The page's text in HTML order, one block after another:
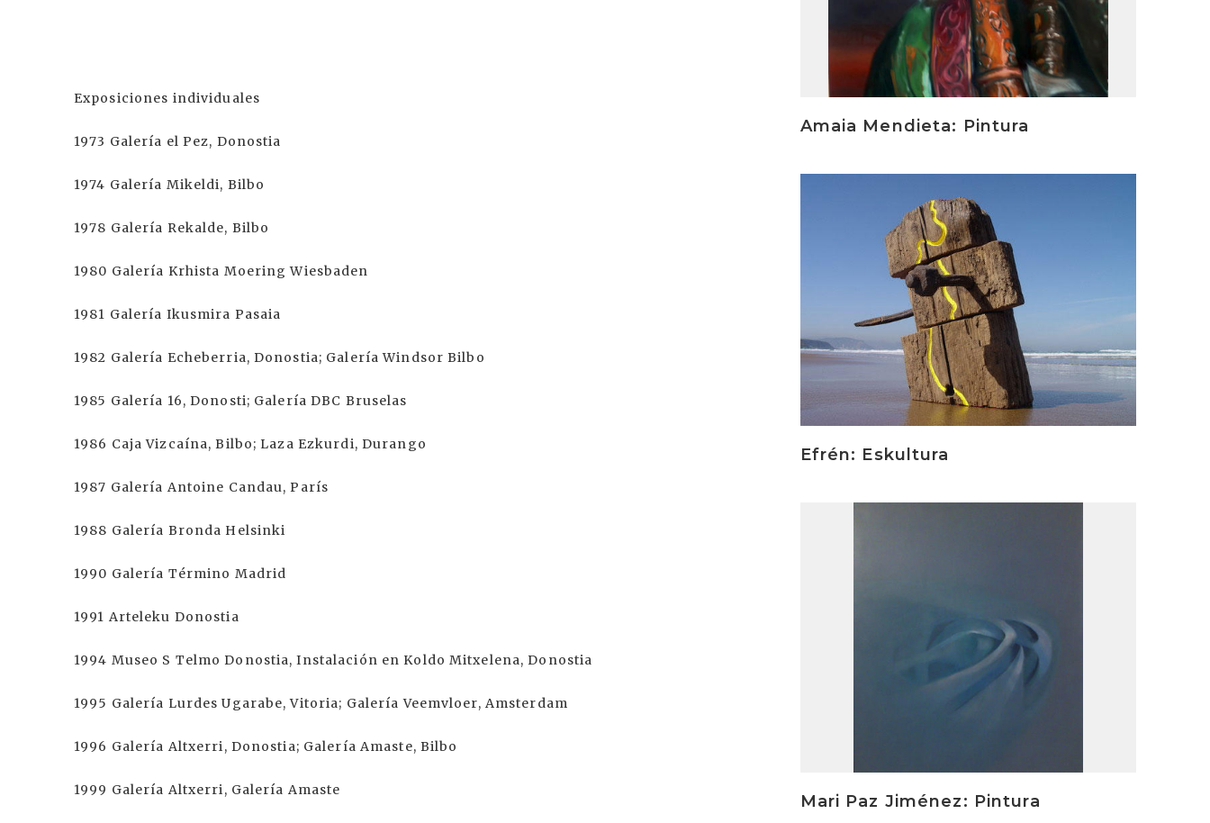
Exposiciones individuales
1973 Galería el Pez, Donostia
1974 Galería Mikeldi, Bilbo
1978 Galería Rekalde, Bilbo
1980 Galería Krhista Moering Wiesbaden
1981 Galería Ikusmira Pasaia
1982 Galería Echeberria, Donostia; Galería Windsor Bilbo
1985 Galería 16, Donosti; Galería DBC Bruselas
1986 Caja Vizcaína, Bilbo; Laza Ezkurdi, Durango
1987 Galería Antoine Candau, París
1988 Galería Bronda Helsinki
1990 Galería Término Madrid
1991 Arteleku Donostia
1994 Museo S Telmo Donostia, Instalación en Koldo Mitxelena, Donostia
1995 Galería Lurdes Ugarabe, Vitoria; Galería Veemvloer, Amsterdam
1996 Galería Altxerri, Donostia; Galería Amaste, Bilbo
1999 Galería Altxerri, Galería Amaste
Amaia Mendieta: Pintura
Efrén: Eskultura
Mari Paz Jiménez: Pintura